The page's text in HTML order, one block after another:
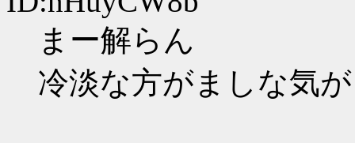
まー解らん
冷淡な方がましな気